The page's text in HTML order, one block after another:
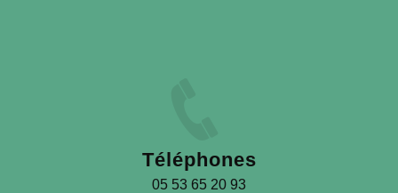
Téléphones
05 53 65 20 93